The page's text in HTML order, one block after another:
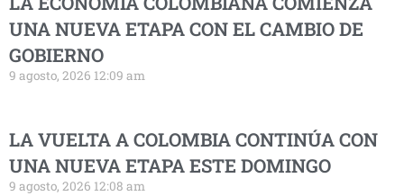
UNA NUEVA ETAPA CON EL CAMBIO DE
GOBIERNO
9 agosto, 2026 12:09 am
LA VUELTA A COLOMBIA CONTINÚA CON
UNA NUEVA ETAPA ESTE DOMINGO
9 agosto, 2026 12:08 am